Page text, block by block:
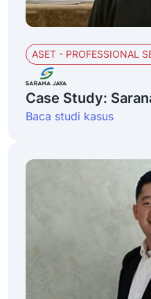
ASET - PROFESSIONAL
Case Study:
Baca studi kasus